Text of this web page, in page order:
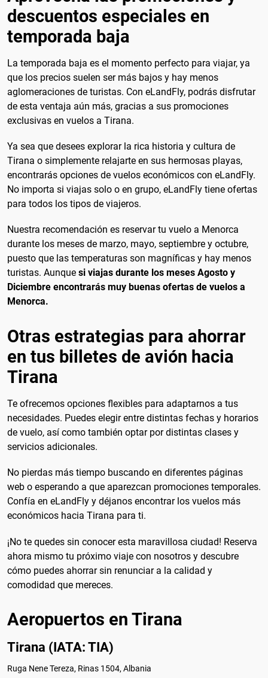
descuentos especiales en
temporada baja
La temporada baja es el momento perfecto para viajar, ya
que los precios suelen ser más bajos y hay menos
aglomeraciones de turistas. Con eLandFly, podrás disfrutar
de esta ventaja aún más, gracias a sus promociones
exclusivas en vuelos a Tirana.
Ya sea que desees explorar la rica historia y cultura de
Tirana o simplemente relajarte en sus hermosas playas,
encontrarás opciones de vuelos económicos con eLandFly.
No importa si viajas solo o en grupo, eLandFly tiene ofertas
para todos los tipos de viajeros.
Nuestra recomendación es reservar tu vuelo a Menorca
durante los meses de marzo, mayo, septiembre y octubre,
puesto que las temperaturas son magníficas y hay menos
turistas. Aunque si viajas durante los meses Agosto y
Diciembre encontrarás muy buenas ofertas de vuelos a
Menorca.
Otras estrategias para ahorrar
en tus billetes de avión hacia
Tirana
Te ofrecemos opciones flexibles para adaptarnos a tus
necesidades. Puedes elegir entre distintas fechas y horarios
de vuelo, así como también optar por distintas clases y
servicios adicionales.
No pierdas más tiempo buscando en diferentes páginas
web o esperando a que aparezcan promociones temporales.
Confía en eLandFly y déjanos encontrar los vuelos más
económicos hacia Tirana para ti.
¡No te quedes sin conocer esta maravillosa ciudad! Reserva
ahora mismo tu próximo viaje con nosotros y descubre
cómo puedes ahorrar sin renunciar a la calidad y
comodidad que mereces.
Aeropuertos en Tirana
Tirana (IATA: TIA)
Ruga Nene Tereza, Rinas 1504, Albania